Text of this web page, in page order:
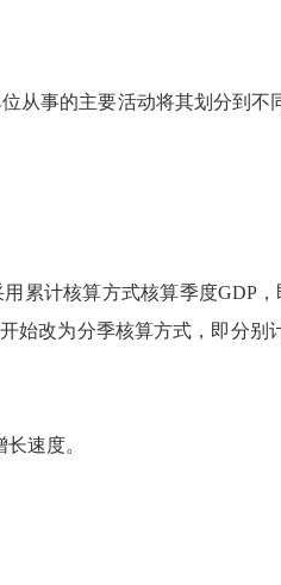
事的主要活动将其划分到不
计核算方式核算季度GDP，
始改为分季核算方式，即分
速度。